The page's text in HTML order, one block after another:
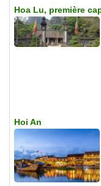
Hoa Lu, première
Hoi An